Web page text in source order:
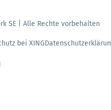
SE | Alle Rechte vorbehalten
bei XING